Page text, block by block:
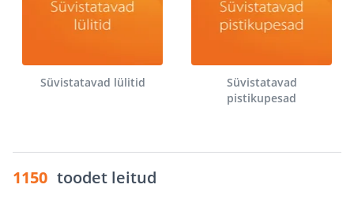
Süvistatavad lülitid
Süvistatavad
pistikupesad
1150 toodet leitud